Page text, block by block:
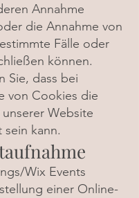
Annahme
die Annahme von
Fälle oder
können.
Sie, dass bei
von Cookies die
Website
sein kann.
Wix Events
einer Online-